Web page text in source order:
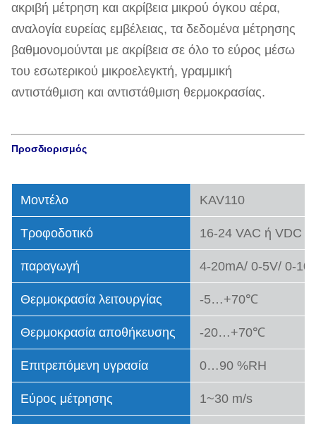
ακριβή μέτρηση και ακρίβεια μικρού όγκου αέρα,
αναλογία ευρείας εμβέλειας, τα δεδομένα μέτρησης
βαθμονομούνται με ακρίβεια σε όλο το εύρος μέσω
του εσωτερικού μικροελεγκτή, γραμμική
αντιστάθμιση και αντιστάθμιση θερμοκρασίας.
Προσδιορισμός
Μοντέλο KAV110
Τροφοδοτικό 16-24 VAC ή VDC
παραγωγή 4-20mA/ 0-5V/ 0-
Θερμοκρασία λειτουργίας -5…+70℃
Θερμοκρασία αποθήκευσης -20…+70℃
Επιτρεπόμενη υγρασία 0…90 %RH
Εύρος μέτρησης 1~30 m/s